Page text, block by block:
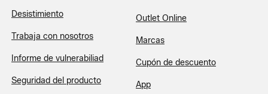
Desistimiento
Trabaja con nosotros
Informe de vulnerabiliad
Seguridad del producto
Outlet Online
Marcas
Cupón de descuento
App